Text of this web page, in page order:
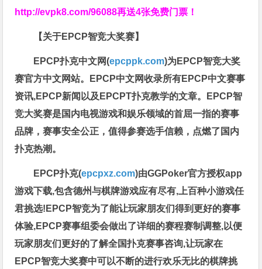
http://evpk8.com/96088再送4张免费门票！
【关于EPCP智竞大奖赛】
EPCP扑克中文网(epcppk.com)为EPCP智竞大奖
赛官方中文网站。EPCP中文网收录所有EPCP中文赛事
资讯,EPCP新闻以及EPCPT扑克教学的文章。EPCP智
竞大奖赛是国内电视游戏和娱乐领域的首屈一指的赛事
品牌，赛事安全公正，值得参赛选手信赖，点燃了国内
扑克热潮。
EPCP扑克(epcpxz.com)由GGPoker官方授权app
游戏下载,包含德州与棋牌游戏应有尽有,上百种小游戏任
君挑选!EPCP智竞为了能让玩家朋友们得到更好的赛事
体验,EPCP赛事组委会做出了详细的赛程赛制调整,以便
玩家朋友们更好的了解全国扑克赛事咨询,让玩家在
EPCP智竞大奖赛中可以不断的进行欢乐无比的棋牌挑